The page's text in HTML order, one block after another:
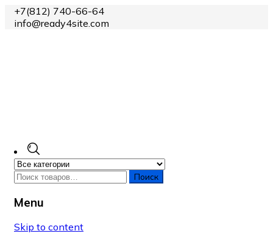
+7(812) 740-66-64
info@ready4site.com
Поиск
Menu
Skip to content